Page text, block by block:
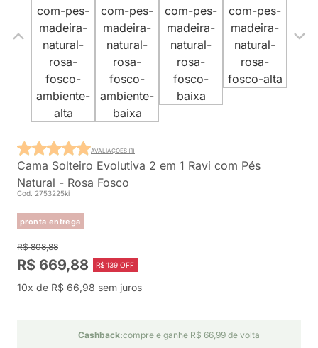
Cama Solteiro Evolutiva 2 em 1 Ravi com Pés
Natural - Rosa Fosco
Cod. 2753225ki
pronta entrega
AVALIAÇÕES (1)
R$ 808,88
R$ 669,88 R$ 139 OFF
10x de R$ 66,98 sem juros
Cashback:compre e ganhe R$ 66,99 de volta